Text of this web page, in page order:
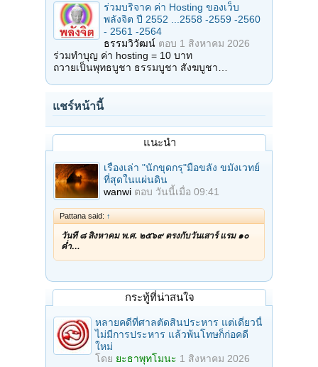
ร่วมบริจาค ค่า Hosting ของเว็บ
พลังจิต ปี 2552 ...2558 -2559 -2560
- 2561 -2564
ธรรมวิวัฒน์ ตอบ 1 สิงหาคม 2026
ร่วมทำบุญ ค่า hosting = 10 บาท
ถวายเป็นพุทธบูชา ธรรมบูชา สังฆบูชา…
แชร์หน้านี้
แนะนำ
เรื่องเล่า "นักขุดกรุ"มือขลัง ขมังเวทย์
ที่สุดในแผ่นดิน
wanwi ตอบ วันนี้เมื่อ 09:41
Pattana said: ↑
วันที่ ๘ สิงหาคม พ.ศ. ๒๕๖๙ ตรงกับวันเสาร์ แรม ๑๐
ค่ำ…
กระทู้ที่น่าสนใจ
หลายคดีที่ศาลตัดสินประหาร แต่เดี๋ยวนี้
ไม่มีการประหาร แล้วพ้นโทษก็ก่อคดี
ใหม่
โดย ยะธาพุทโมนะ 1 สิงหาคม 2026